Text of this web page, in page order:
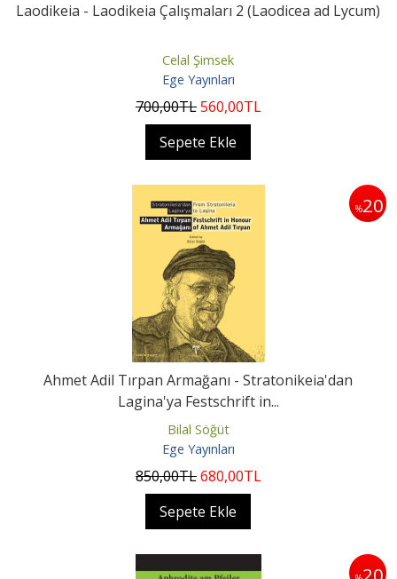
Laodikeia - Laodikeia Çalışmaları 2 (Laodicea ad Lycum)
Celal Şimsek
Ege Yayınları
700,00TL560,00TL
Sepete Ekle
%20
Ahmet Adil Tırpan Armağanı - Stratonikeia'dan
Lagina'ya Festschrift in...
Bilal Söğüt
Ege Yayınları
850,00TL680,00TL
Sepete Ekle